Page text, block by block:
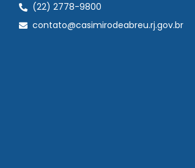
(22) 2778-9800
contato@casimirodeabreu.rj.gov.br